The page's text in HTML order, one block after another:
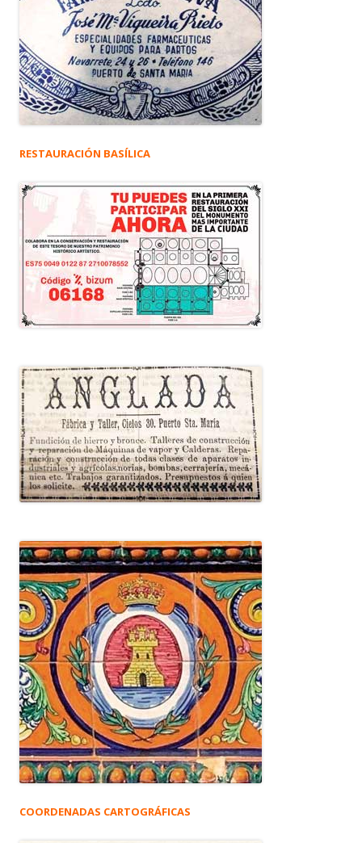
RESTAURACIÓN BASÍLICA
COORDENADAS CARTOGRÁFICAS